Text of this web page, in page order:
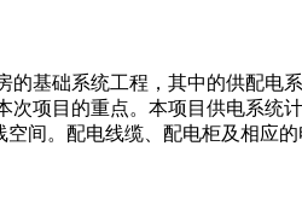
基础系统工程，其中的供配电
项目的重点。本项目供电系
间。配电线缆、配电柜及相